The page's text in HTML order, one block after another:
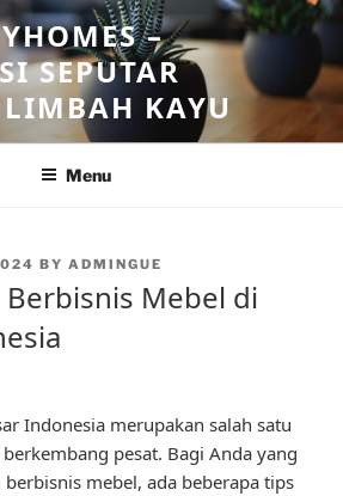
–
SEPUTAR
KAYU
Menu
BY ADMINGUE
Berbisnis Mebel di
Indonesia merupakan salah satu
pesat. Bagi Anda yang
mebel, ada beberapa tips